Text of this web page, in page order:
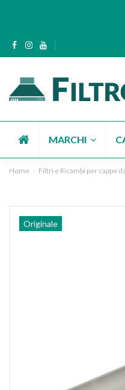
MARCHI
Home Filtri e Ricambi per cappe
Originale